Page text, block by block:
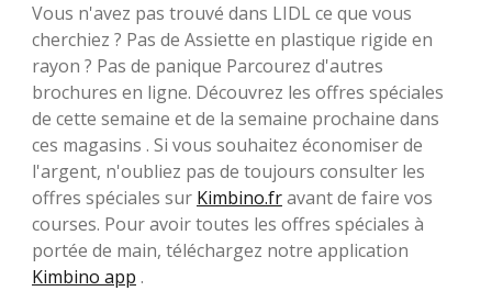
Vous n'avez pas trouvé dans LIDL ce que vous
cherchiez ? Pas de Assiette en plastique rigide en
rayon ? Pas de panique Parcourez d'autres
brochures en ligne. Découvrez les offres spéciales
de cette semaine et de la semaine prochaine dans
ces magasins . Si vous souhaitez économiser de
l'argent, n'oubliez pas de toujours consulter les
offres spéciales sur Kimbino.fravant de faire vos
courses. Pour avoir toutes les offres spéciales à
portée de main, téléchargez notre application
Kimbino app .